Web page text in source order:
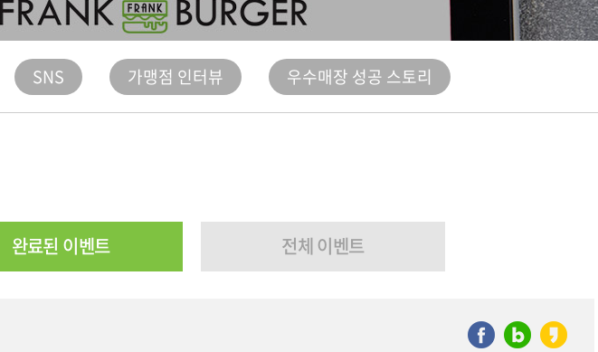
SNS 가맹점 인터뷰 우수매장 성공 스토리
완료된 이벤트 전체 이벤트